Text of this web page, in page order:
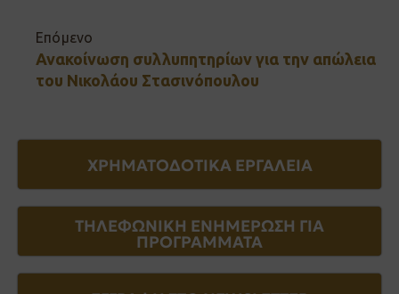
Επόμενο
Ανακοίνωση συλλυπητηρίων για την απώλεια
του Νικολάου Στασινόπουλου
ΧΡΗΜΑΤΟΔΟΤΙΚΑ ΕΡΓΑΛΕΙΑ
ΤΗΛΕΦΩΝΙΚΗ ΕΝΗΜΕΡΩΣΗ ΓΙΑ
ΠΡΟΓΡΑΜΜΑΤΑ